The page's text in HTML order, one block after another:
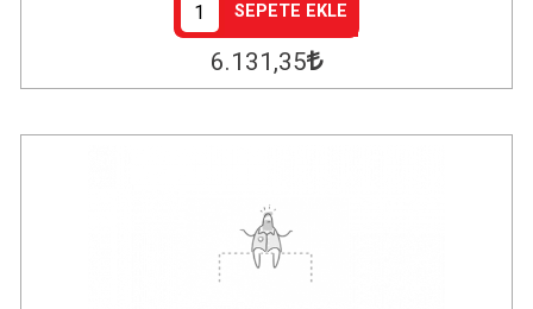
SEPETE EKLE
6.131 ,35